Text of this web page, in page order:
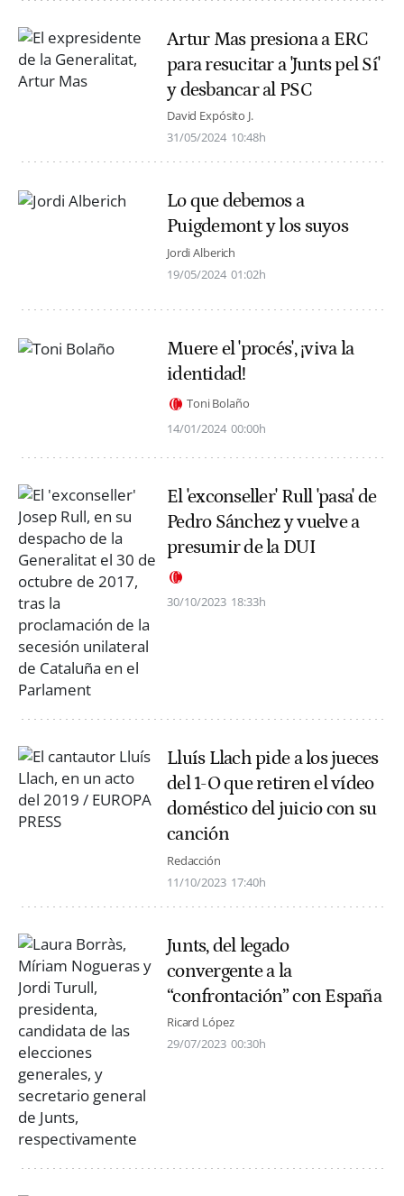
Artur Mas presiona a ERC
para resucitar a 'Junts pel Sí'
y desbancar al PSC
David Expósito J.
31/05/2024 10:48h
Lo que debemos a
Puigdemont y los suyos
Jordi Alberich
19/05/2024 01:02h
Muere el 'procés', ¡viva la
identidad!
Toni Bolaño
14/01/2024 00:00h
El 'exconseller' Rull 'pasa' de
Pedro Sánchez y vuelve a
presumir de la DUI
30/10/2023 18:33h
Lluís Llach pide a los jueces
del 1-O que retiren el vídeo
doméstico del juicio con su
canción
Redacción
11/10/2023 17:40h
Junts, del legado
convergente a la
“confrontación” con España
Ricard López
29/07/2023 00:30h